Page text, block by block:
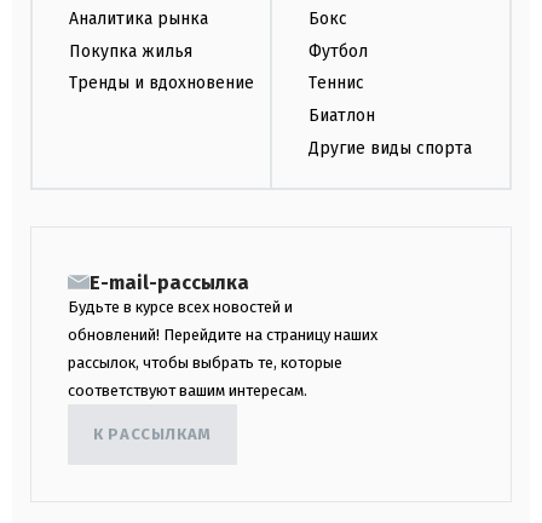
Аналитика рынка
Покупка жилья
Тренды и вдохновение
Бокс
Футбол
Теннис
Биатлон
Другие виды спорта
E-mail-рассылка
Будьте в курсе всех новостей и
обновлений! Перейдите на страницу наших
рассылок, чтобы выбрать те, которые
соответствуют вашим интересам.
К РАССЫЛКАМ